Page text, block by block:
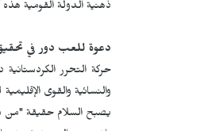
ذهنية الدولة القومية
دعوة للعب دور في
حركة التحرر الكردستانية
والنسائية والقوى
يصبح السلام حقيقة "من